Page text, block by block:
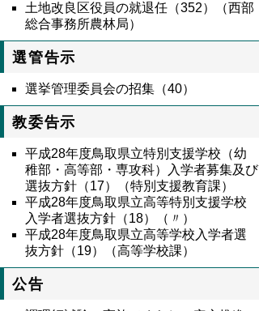
土地改良区役員の就退任（352）（西部
総合事務所農林局）
選管告示
選挙管理委員会の招集（40）
教委告示
平成28年度鳥取県立特別支援学校（幼
稚部・高等部・専攻科）入学者募集及び
選抜方針（17）（特別支援教育課）
平成28年度鳥取県立高等特別支援学校
入学者選抜方針（18）（〃）
平成28年度鳥取県立高等学校入学者選
抜方針（19）（高等学校課）
公告